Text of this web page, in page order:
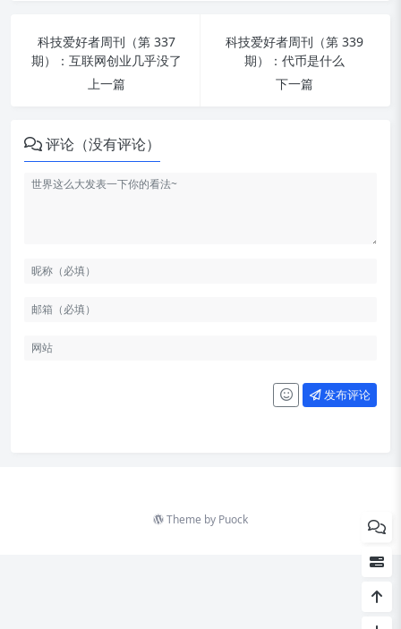
科技爱好者周刊（第 337
期）：互联网创业几乎没了
上一篇
科技爱好者周刊（第 339
期）：代币是什么
下一篇
评论（没有评论）
发布评论
Theme by Puock